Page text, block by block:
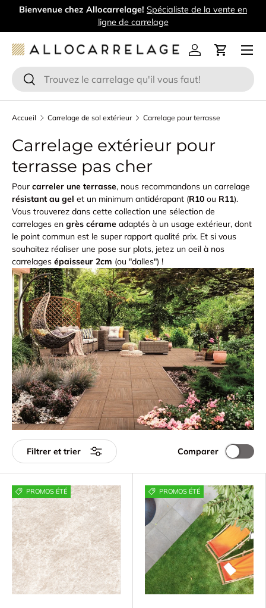
Bienvenue chez Allocarrelage! Spécialiste de la vente en
ligne de carrelage
Recherche
Rechercher
Se connecter
Panier
Menu
Accueil Carrelage de sol extérieur Carrelage pour terrasse
Carrelage extérieur pour
terrasse pas cher
Pour carreler une terrasse, nous recommandons un carrelage
résistant au gel et un minimum antidérapant (R10 ou R11).
Vous trouverez dans cette collection une sélection de
carrelages en grès cérame adaptés à un usage extérieur, dont
le point commun est le super rapport qualité prix. Et si vous
souhaitez réaliser une pose sur plots, jetez un oeil à nos
carrelages épaisseur 2cm (ou "dalles") !
Filtrer et trier Comparer
PROMOS ÉTÉ PROMOS ÉTÉ